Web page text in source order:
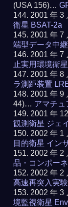
(USA 156)…
2001 年 3
衛星 BSAT-2a
2001 年 7
端型データ中
2001 年 7
止実用環境衛
2001 年 8
ラ測距装置
2001 年 9
44)… アマチュ
2001 年
観測衛星 ジェ
2002 年 1
目的衛星 イン
2002 年 2
品・コンポー
2002 年 2
高速再突入実
2002 年 3
境監視衛星